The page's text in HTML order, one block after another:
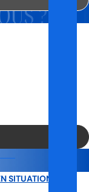
SITUATION DE
?